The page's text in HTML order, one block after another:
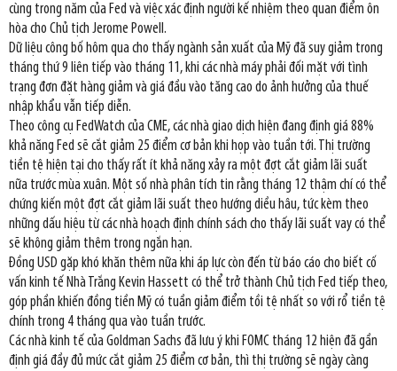
cùng trong năm của Fed và việc xác định người kế nhiệm theo quan điểm ôn
hòa cho Chủ tịch Jerome Powell.
Dữ liệu công bố hôm qua cho thấy ngành sản xuất của Mỹ đã suy giảm trong
tháng thứ 9 liên tiếp vào tháng 11, khi các nhà máy phải đối mặt với tình
trạng đơn đặt hàng giảm và giá đầu vào tăng cao do ảnh hưởng của thuế
nhập khẩu vẫn tiếp diễn.
Theo công cụ FedWatch của CME, các nhà giao dịch hiện đang định giá 88%
khả năng Fed sẽ cắt giảm 25 điểm cơ bản khi họp vào tuần tới. Thị trường
tiền tệ hiện tại cho thấy rất ít khả năng xảy ra một đợt cắt giảm lãi suất
nữa trước mùa xuân. Một số nhà phân tích tin rằng tháng 12 thậm chí có thể
chứng kiến một đợt cắt giảm lãi suất theo hướng diều hâu, tức kèm theo
những dấu hiệu từ các nhà hoạch định chính sách cho thấy lãi suất vay có thể
sẽ không giảm thêm trong ngắn hạn.
Đồng USD gặp khó khăn thêm nữa khi áp lực còn đến từ báo cáo cho biết cố
vấn kinh tế Nhà Trắng Kevin Hassett có thể trở thành Chủ tịch Fed tiếp theo,
góp phần khiến đồng tiền Mỹ có tuần giảm điểm tồi tệ nhất so với rổ tiền tệ
chính trong 4 tháng qua vào tuần trước.
Các nhà kinh tế của Goldman Sachs đã lưu ý khi FOMC tháng 12 hiện đã gần
định giá đầy đủ mức cắt giảm 25 điểm cơ bản, thì thị trường sẽ ngày càng